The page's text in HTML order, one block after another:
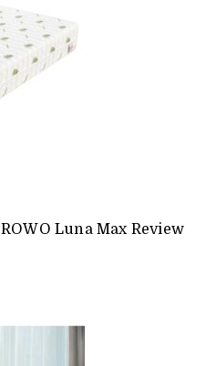
Luna Max Review